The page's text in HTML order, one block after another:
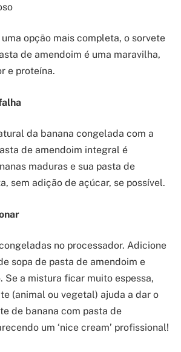
opção mais completa, o sorvete
de amendoim é uma maravilha,
e proteína.
da banana congelada com a
de amendoim integral é
maduras e sua pasta de
sem adição de açúcar, se possível.
no processador. Adicione
sopa de pasta de amendoim e
Se a mistura ficar muito espessa,
(animal ou vegetal) ajuda a dar o
de banana com pasta de
um ‘nice cream’ profissional!